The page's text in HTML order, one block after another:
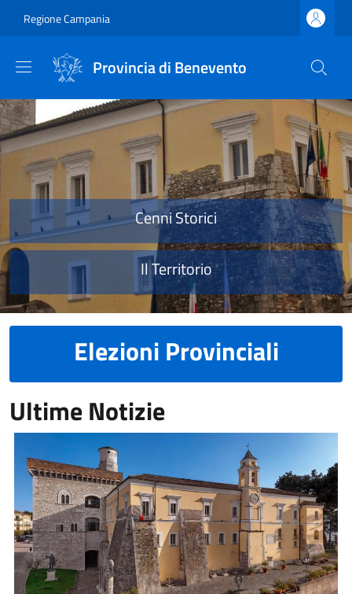
Regione Campania
Provincia di Benevento
Provincia di Benevento
Cenni Storici
Il Territorio
Elezioni Provinciali
Ultime Notizie